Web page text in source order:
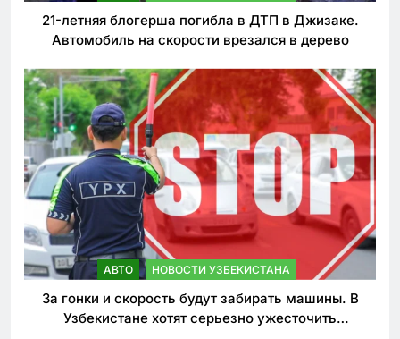
21-летняя блогерша погибла в ДТП в Джизаке.
Автомобиль на скорости врезался в дерево
АВТО НОВОСТИ УЗБЕКИСТАНА
За гонки и скорость будут забирать машины. В
Узбекистане хотят серьезно ужесточить